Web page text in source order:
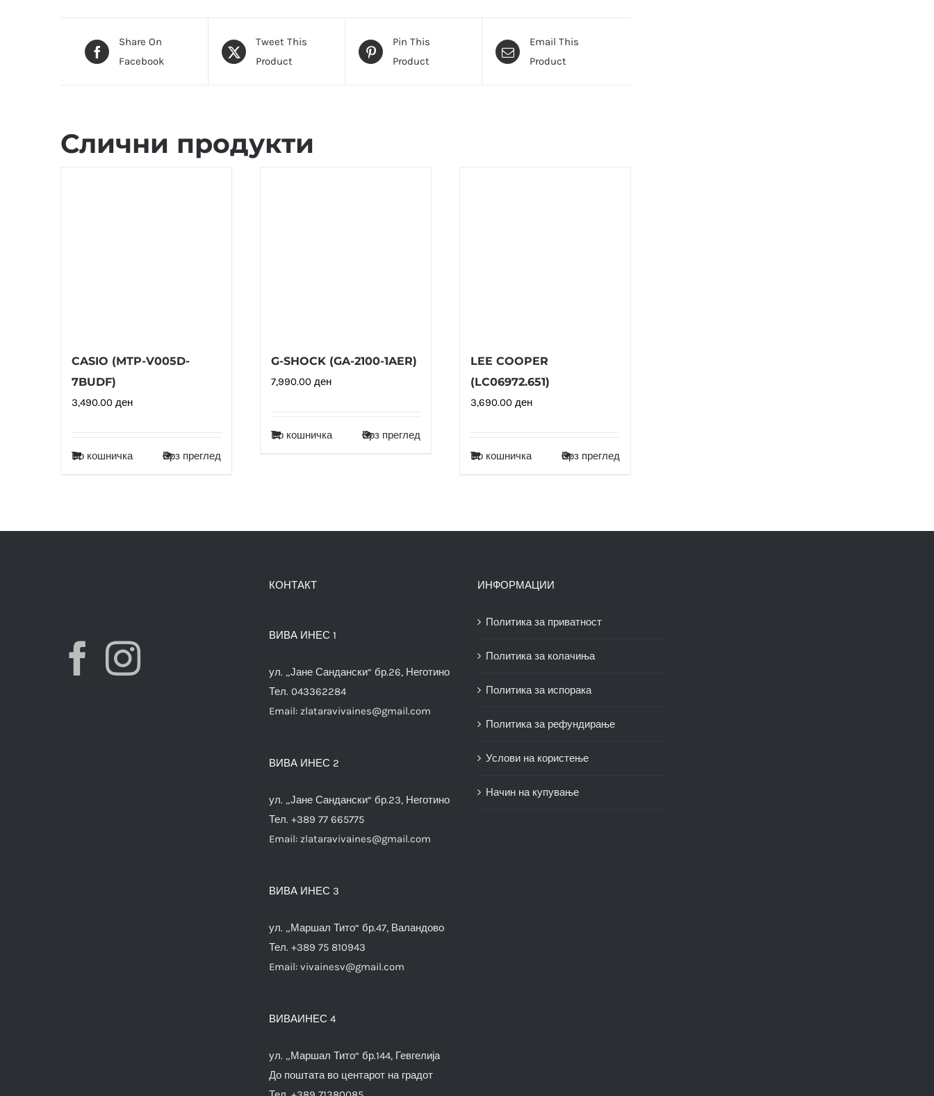
Share On
Facebook
Tweet This
Product
Pin This
Product
Email This
Product
Слични продукти
CASIO (MTP-V005D-
7BUDF)
3,490.00 ден
Во кошничка Брз преглед
G-SHOCK (GA-2100-1AER)
7,990.00 ден
Во кошничка Брз преглед
LEE COOPER
(LC06972.651)
3,690.00 ден
Во кошничка Брз преглед
КОНТАКТ
ВИВА ИНЕС 1
ул. „Јане Сандански“ бр.26, Неготино
Тел. 043362284
Email: zlataravivaines@gmail.com
ВИВА ИНЕС 2
ул. „Јане Сандански“ бр.23, Неготино
Тел. +389 77 665775
Email: zlataravivaines@gmail.com
ВИВА ИНЕС 3
ул. „Маршал Тито“ бр.47, Валандово
Тел. +389 75 810943
Email: vivainesv@gmail.com
ВИВАИНЕС 4
ул. „Маршал Тито“ бр.144, Гевгелија
До поштата во центарот на градот
ИНФОРМАЦИИ
Политика за приватност
Политика за колачиња
Политика за испорака
Политика за рефундирање
Услови на користење
Начин на купување